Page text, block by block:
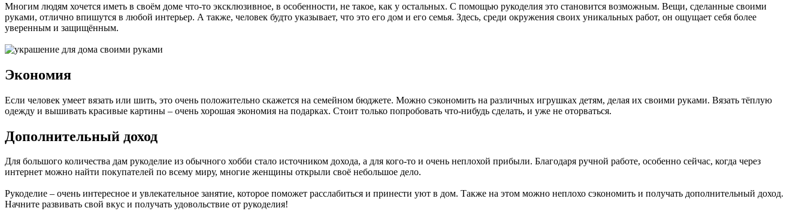
Многим людям хочется иметь в своём доме что-то эксклюзивное, в особенности, не такое, как у остальных. С помощью рукоделия это становится возможным. Вещи, сделанные своими
руками, отлично впишутся в любой интерьер. А также, человек будто указывает, что это его дом и его семья. Здесь, среди окружения своих уникальных работ, он ощущает себя более
уверенным и защищённым.
Экономия
Если человек умеет вязать или шить, это очень положительно скажется на семейном бюджете. Можно сэкономить на различных игрушках детям, делая их своими руками. Вязать тёплую
одежду и вышивать красивые картины – очень хорошая экономия на подарках. Стоит только попробовать что-нибудь сделать, и уже не оторваться.
Дополнительный доход
Для большого количества дам рукоделие из обычного хобби стало источником дохода, а для кого-то и очень неплохой прибыли. Благодаря ручной работе, особенно сейчас, когда через
интернет можно найти покупателей по всему миру, многие женщины открыли своё небольшое дело.
Рукоделие – очень интересное и увлекательное занятие, которое поможет расслабиться и принести уют в дом. Также на этом можно неплохо сэкономить и получать дополнительный доход.
Начните развивать свой вкус и получать удовольствие от рукоделия!